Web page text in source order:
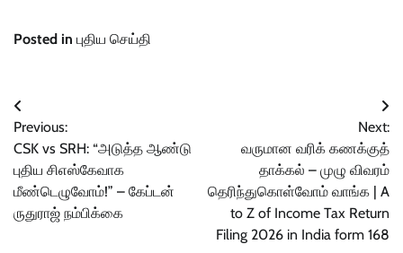
Posted in புதிய செய்தி
Post
navigation
Previous:
CSK vs SRH: “அடுத்த ஆண்டு
புதிய சிஎஸ்கேவாக
மீண்டெழுவோம்!” – கேப்டன்
ருதுராஜ் நம்பிக்கை
Next:
வருமான வரிக் கணக்குத்
தாக்கல் – முழு விவரம்
தெரிந்துகொள்வோம் வாங்க | A
to Z of Income Tax Return
Filing 2026 in India form 168